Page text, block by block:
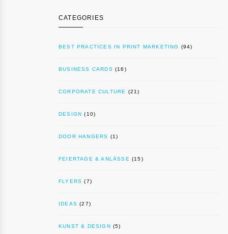
CATEGORIES
BEST PRACTICES IN PRINT MARKETING (94)
BUSINESS CARDS (16)
CORPORATE CULTURE (21)
DESIGN (10)
DOOR HANGERS (1)
FEIERTAGE & ANLÄSSE (15)
FLYERS (7)
IDEAS (27)
KUNST & DESIGN (5)